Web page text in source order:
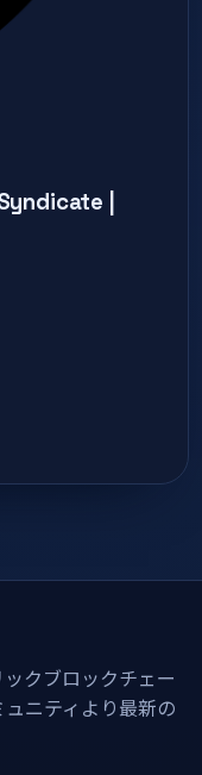
|
クブロックチェー
ニティより最新の